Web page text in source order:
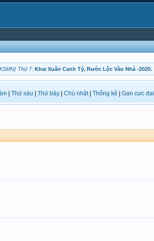
Thứ 7: Khai Xuân Canh Tý, Rước Lộc Vào Nhà -2020.
Thứ sáu Thứ bảy Chủ nhật| Thống kê Gan cực đại